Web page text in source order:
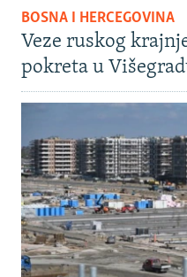
BOSNA I HERCEGOVINA
Veze ruskog
pokreta u